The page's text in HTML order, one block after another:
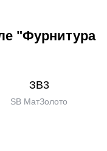
"Фурнитура
ЗВ3
SB МатЗолото